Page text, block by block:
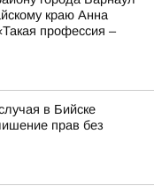
краю Анна
профессия –
в Бийске
прав без